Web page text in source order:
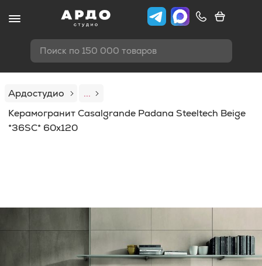
Поиск по 150 000 товаров
Ардостудио
...
Керамогранит Casalgrande Padana Steeltech Beige
*36SC* 60x120